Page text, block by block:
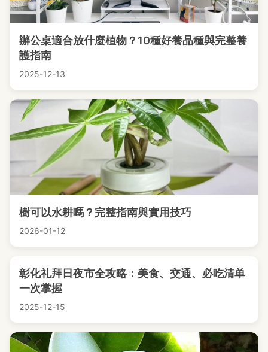
辦公桌適合放什麼植物？10種好養品種與完整養
護指南
2025-12-13
樹可以水耕嗎？完整指南與實用技巧
2026-01-12
彰化礼拜日夜市全攻略：美食、交通、必吃清单
一次掌握
2025-12-15